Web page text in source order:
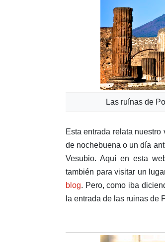
Las ruínas de
Esta entrada relata
de nochebuena o un día
Vesubio. Aquí en esta
también para visitar un
blog. Pero, como iba
la entrada de las ruinas de